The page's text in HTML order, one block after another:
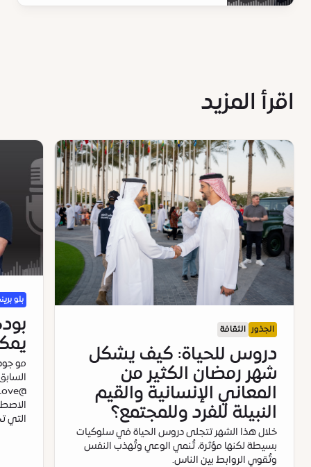
اقرأ المزيد
الجذور الثقافة
دروس للحياة: كيف يشكل
شهر رمضان الكثير من
المعاني الإنسانية والقيم
النبيلة للفرد وللمجتمع؟
خلال هذا الشهر تتجلى دروس الحياة في سلوكيات
بسيطة لكنها مؤثرة، تُنمي الوعي وتُهذب النفس
وتُقوي الروابط بين الناس.
بلو
مو
التي